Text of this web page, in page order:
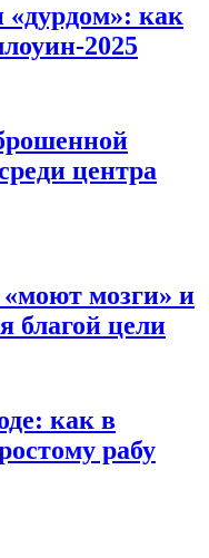
как
2025
центра
мозги» и
благой цели
как в
рабу